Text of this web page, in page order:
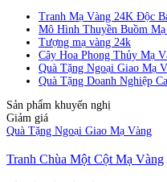
Tranh Mạ Vàng 24K Độc
Mô Hình Thuyền Buồm
Tượng mạ vàng 24k
Cây Hoa Phong Thủy Mạ
Quà Tặng Ngoại Giao Mạ
Quà Tặng Doanh Nghiệp
Sản phẩm khuyến nghị
Giảm giá
Quà Tặng Ngoại Giao Mạ Vàng
Tranh Chùa Một Cột Mạ Vàng